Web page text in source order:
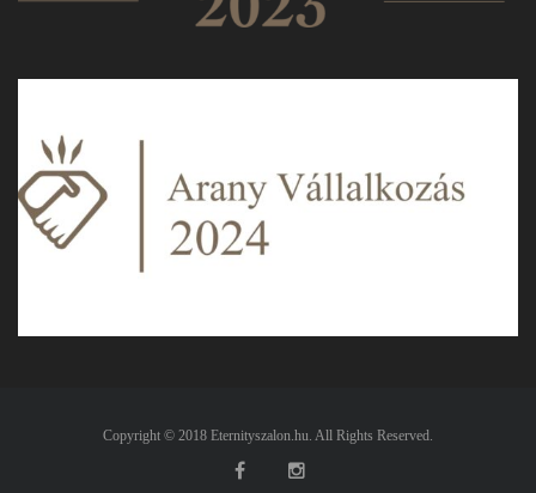
Copyright © 2018 Eternityszalon.hu. All Rights Reserved.